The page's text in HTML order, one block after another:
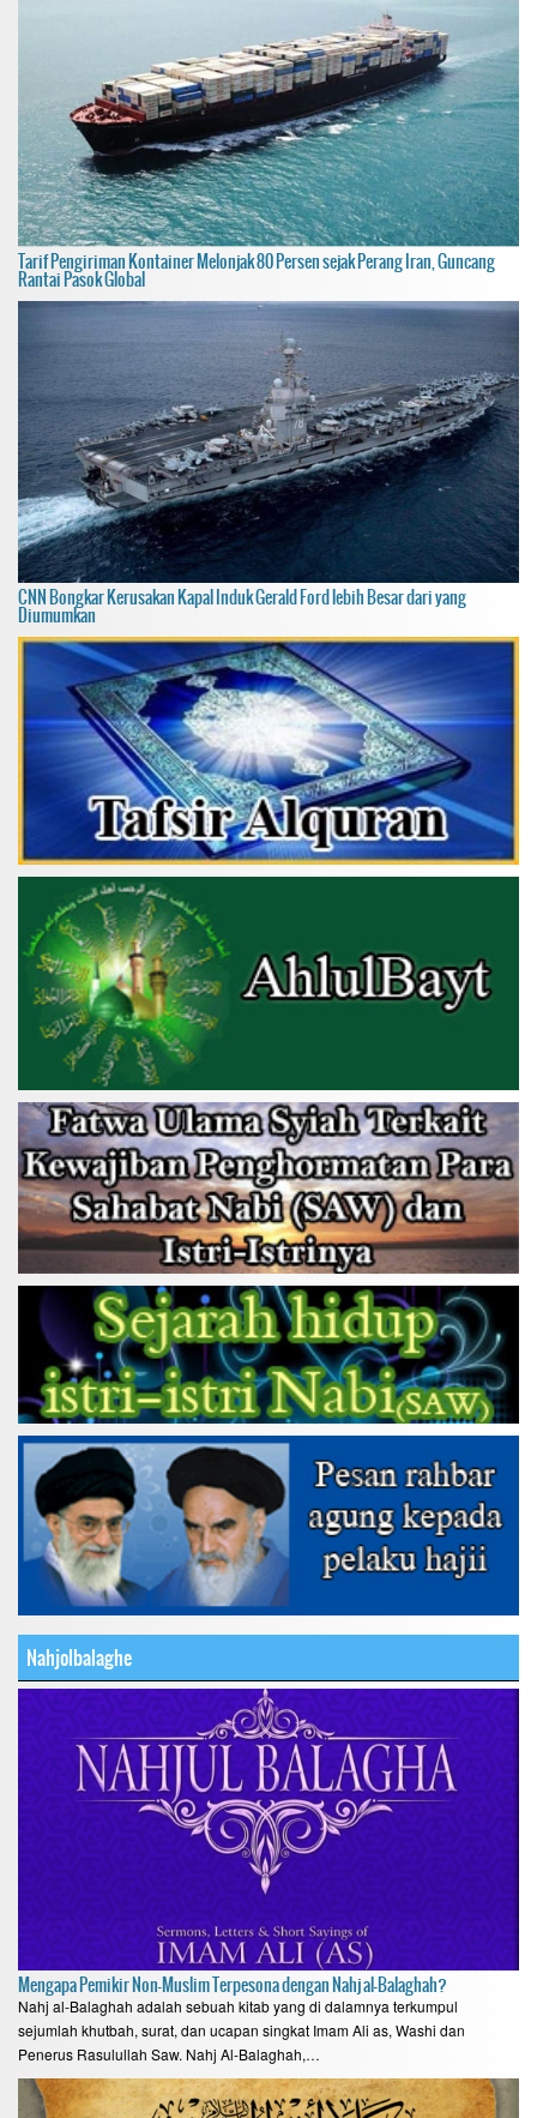
Tarif Pengiriman Kontainer Melonjak 80 Persen sejak Perang Iran, Guncang
Rantai Pasok Global
CNN Bongkar Kerusakan Kapal Induk Gerald Ford lebih Besar dari yang
Diumumkan
Nahjolbalaghe
Mengapa Pemikir Non-Muslim Terpesona dengan Nahj al-Balaghah?
Nahj al-Balaghah adalah sebuah kitab yang di dalamnya terkumpul
sejumlah khutbah, surat, dan ucapan singkat Imam Ali as, Washi dan
Penerus Rasulullah Saw. Nahj Al-Balaghah,…